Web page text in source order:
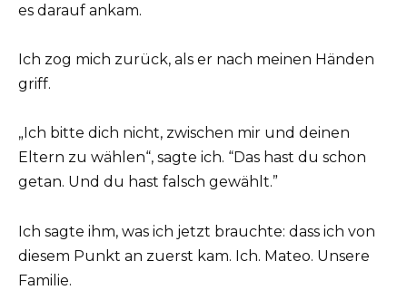
es darauf ankam.
Ich zog mich zurück, als er nach meinen Händen
griff.
„Ich bitte dich nicht, zwischen mir und deinen
Eltern zu wählen“, sagte ich. “Das hast du schon
getan. Und du hast falsch gewählt.”
Ich sagte ihm, was ich jetzt brauchte: dass ich von
diesem Punkt an zuerst kam. Ich. Mateo. Unsere
Familie.